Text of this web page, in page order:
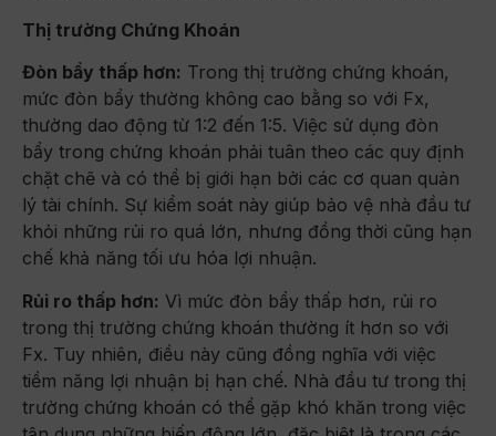
Thị trường Chứng Khoán
Đòn bẩy thấp hơn: Trong thị trường chứng khoán,
mức đòn bẩy thường không cao bằng so với Fx,
thường dao động từ 1:2 đến 1:5. Việc sử dụng đòn
bẩy trong chứng khoán phải tuân theo các quy định
chặt chẽ và có thể bị giới hạn bởi các cơ quan quản
lý tài chính. Sự kiểm soát này giúp bảo vệ nhà đầu tư
khỏi những rủi ro quá lớn, nhưng đồng thời cũng hạn
chế khả năng tối ưu hóa lợi nhuận.
Rủi ro thấp hơn: Vì mức đòn bẩy thấp hơn, rủi ro
trong thị trường chứng khoán thường ít hơn so với
Fx. Tuy nhiên, điều này cũng đồng nghĩa với việc
tiềm năng lợi nhuận bị hạn chế. Nhà đầu tư trong thị
trường chứng khoán có thể gặp khó khăn trong việc